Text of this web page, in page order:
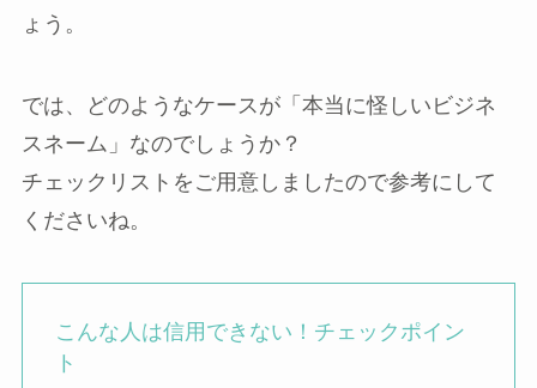
ょう。
では、どのようなケースが「本当に怪しいビジネ
スネーム」なのでしょうか？
チェックリストをご用意しましたので参考にして
くださいね。
こんな人は信用できない！チェックポイン
ト